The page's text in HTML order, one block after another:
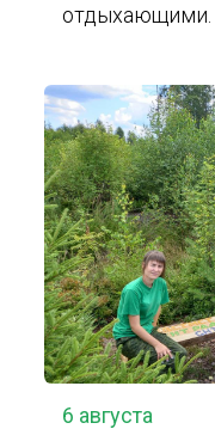
отдыхающими.
6 августа